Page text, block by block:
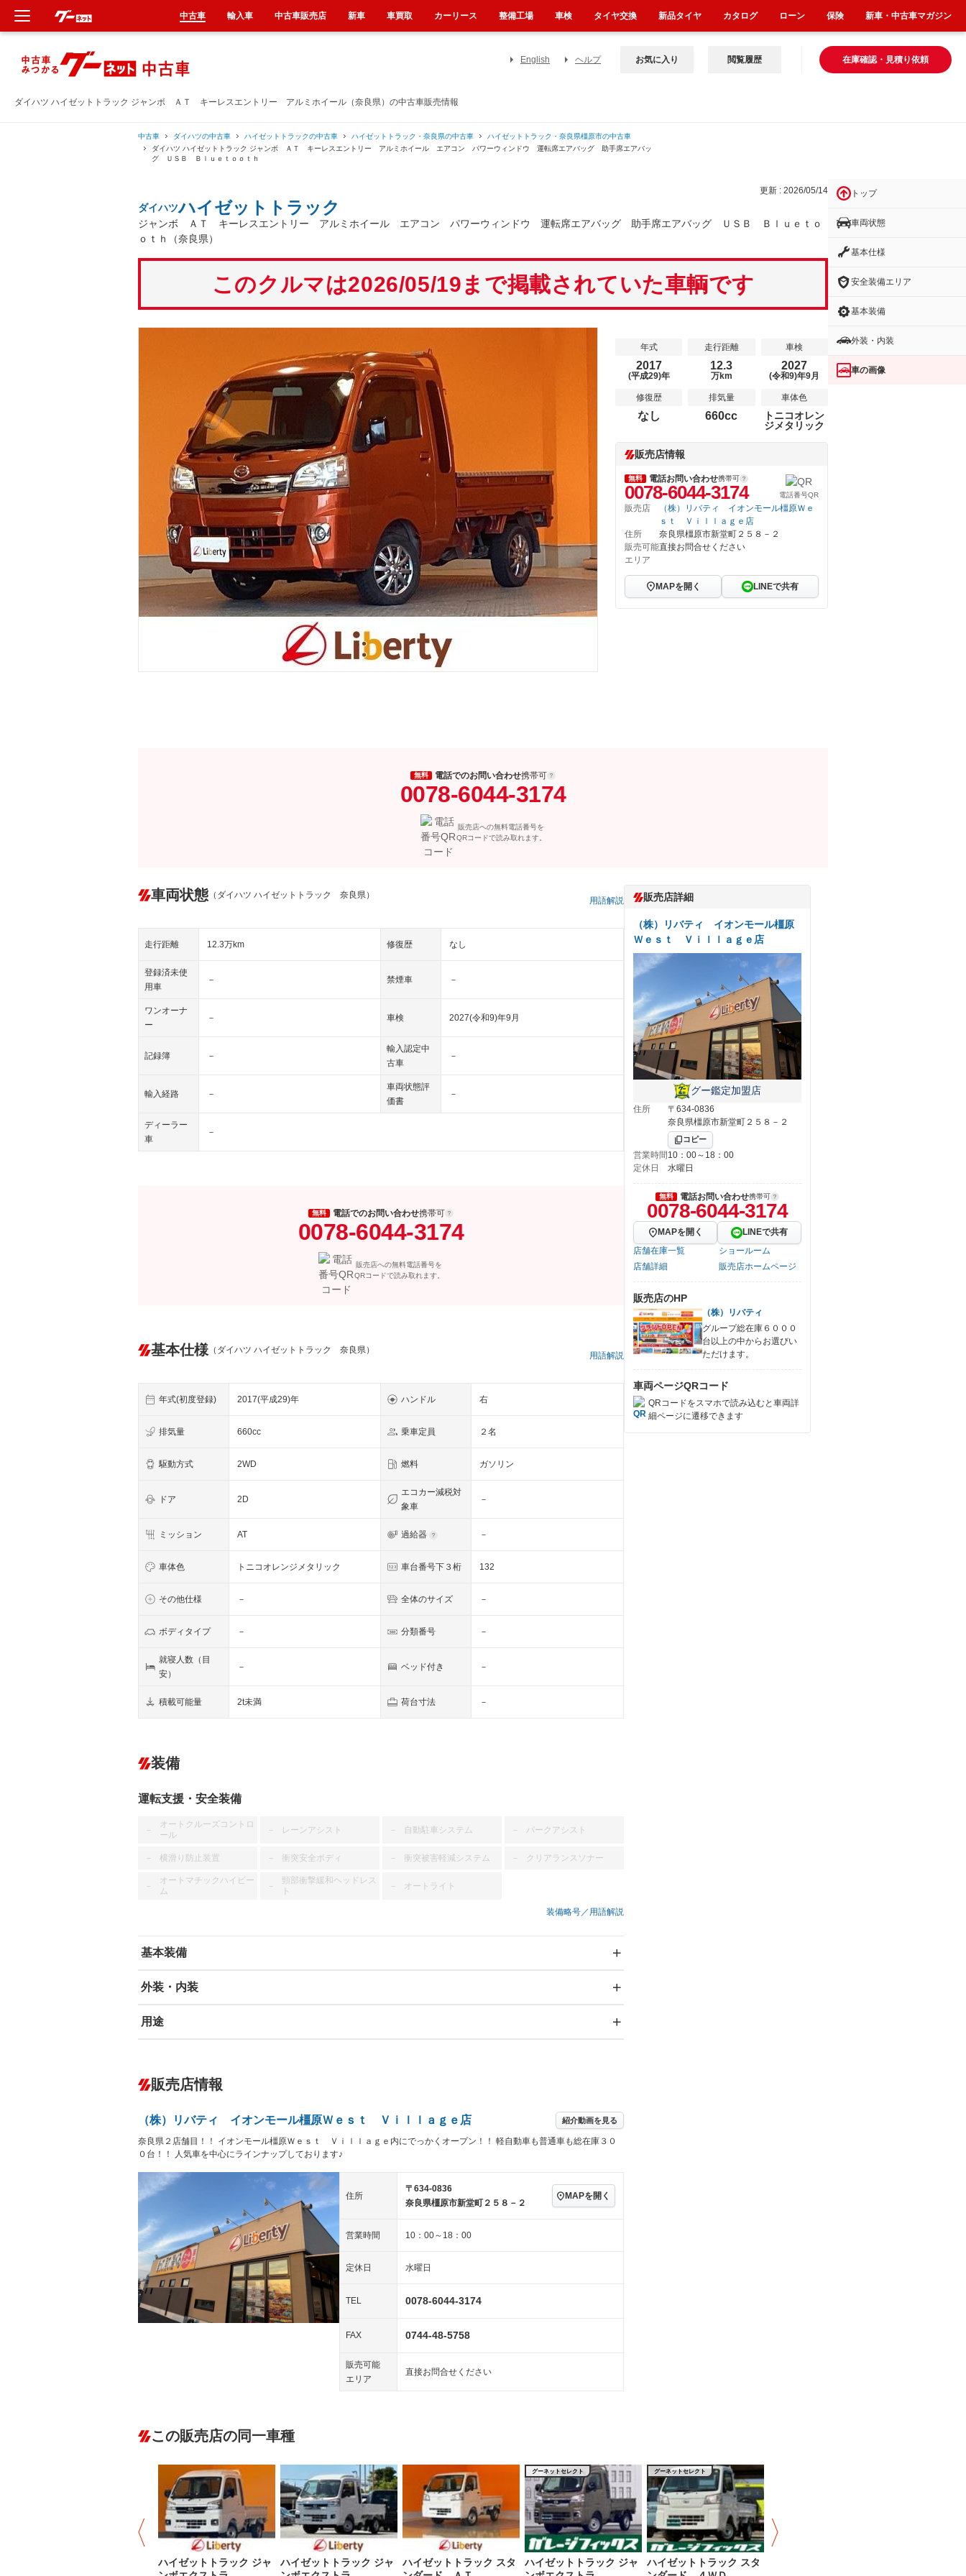
ダイハツ ハイゼットトラック ジャンボ ＡＴ キーレスエントリー アルミホイール（奈良県）の中古車販売情報
English ヘルプ 在庫確認・見積り依頼
お気に入り 閲覧履歴
中古車 ダイハツの中古車 ハイゼットトラックの中古車 ハイゼットトラック・奈良県の中古車
ハイゼットトラック・奈良県橿原市の中古車
ダイハツ ハイゼットトラック ジャンボ ＡＴ キーレスエントリー アルミホイール エアコン パワーウィンドウ 運転席エアバッグ 助手席エアバッ
グ ＵＳＢ Ｂｌｕｅｔｏｏｔｈ
更新 : 2026/05/14
ダイハツハイゼットトラック
ジャンボ ＡＴ キーレスエントリー アルミホイール エアコン パワーウィンドウ 運転席エアバッグ 助手席エアバッグ ＵＳＢ Ｂｌｕｅｔｏ
ｏｔｈ（奈良県）
このクルマは2026/05/19まで掲載されていた車輌です
年式
2017
(平成29)年
走行距離
12.3
万km
車検
2027
(令和9)年9月
修復歴
なし
排気量
660cc
車体色
トニコオレン
ジメタリック
販売店情報
無料 電話お問い合わせ携帯可
0078-6044-3174 電話番号QR
販売店
（株）リバティ イオンモール橿原Ｗｅ
ｓｔ Ｖｉｌｌａｇｅ店
住所
奈良県橿原市新堂町２５８－２
販売可能
エリア
直接お問合せください
MAPを開く LINEで共有
無料 電話でのお問い合わせ携帯可
0078-6044-3174
販売店への無料電話番号を
QRコードで読み取れます。
車両状態 （ダイハツ ハイゼットトラック 奈良県）
用語解説
走行距離 12.3万km 修復歴 なし
登録済未使
用車
－ 禁煙車 －
ワンオーナ
ー
－ 車検 2027(令和9)年9月
記録簿 －
輸入認定中
古車
－
輸入経路 －
車両状態評
価書
－
ディーラー
車
－
無料 電話でのお問い合わせ携帯可
0078-6044-3174
販売店への無料電話番号を
QRコードで読み取れます。
基本仕様 （ダイハツ ハイゼットトラック 奈良県）
用語解説
年式(初度登録) 2017(平成29)年 ハンドル 右
排気量 660cc 乗車定員 ２名
駆動方式 2WD 燃料 ガソリン
ドア 2D
エコカー減税対
象車
－
ミッション AT 過給器 －
車体色 トニコオレンジメタリック 車台番号下３桁 132
その他仕様 － 全体のサイズ －
ボディタイプ － 分類番号 －
就寝人数（目
安）
－ ベッド付き －
積載可能量 2t未満 荷台寸法 －
装備
運転支援・安全装備
－
オートクルーズコントロ
ール
－ レーンアシスト － 自動駐車システム － パークアシスト
－ 横滑り防止装置 － 衝突安全ボディ － 衝突被害軽減システム － クリアランスソナー
－
オートマチックハイビー
ム
－
頸部衝撃緩和ヘッドレス
ト
－ オートライト
装備略号／用語解説
基本装備
エアバッグ：運転席/助手席
－ ABS
Bluetooth接続
－ レンタカーアップ － 展示・試乗車 － 電動格納ミラー ラジコン付き
－ フックイン付き － アームロール － 垂直式 － アーム式
－ 後輪ダブル － 三方開
－ － 荷台幌付き クラッチレス ヒッチメンバー
－ 坂道発進補助装置
外装・内装
－ カーナビ
－
ヘッドライトウォッシャ
ー
バックカメラ
－ ETC － エアロ － スマートキー － ローダウン
－ フルフラットシート － チップアップシート オットマン 電動格納サードシート
－ ウォークスルー
－ フロントカメラ － シートエアコン 全周囲カメラ
－ ルーフレール － エアサスペンション
用途
－ 保冷
装備略号／用語解説
販売店情報
（株）リバティ イオンモール橿原Ｗｅｓｔ Ｖｉｌｌａｇｅ店 紹介動画を見る
奈良県２店舗目！！ イオンモール橿原Ｗｅｓｔ Ｖｉｌｌａｇｅ内にでっかくオープン！！ 軽自動車も普通車も総在庫３０
０台！！ 人気車を中心にラインナップしております♪
住所
〒634-0836
奈良県橿原市新堂町２５８－２
MAPを開く
営業時間 10：00～18：00
定休日 水曜日
TEL 0078-6044-3174
FAX 0744-48-5758
販売可能
エリア
直接お問合せください
販売店詳細
（株）リバティ イオンモール橿原
Ｗｅｓｔ Ｖｉｌｌａｇｅ店
グー鑑定加盟店
住所
〒634-0836
奈良県橿原市新堂町２５８－２
コピー
営業時間10：00～18：00
定休日
水曜日
無料 電話お問い合わせ携帯可
0078-6044-3174
MAPを開く
LINEで共有
店舗在庫一覧
ショールーム
店舗詳細
販売店ホームページ
販売店のHP
（株）リバティ
グループ総在庫６０００
台以上の中からお選びい
ただけます。
車両ページQRコード
QRコードをスマホで読み込むと車両詳
細ページに遷移できます
この販売店の同一車種
ハイゼットトラック ジャ
ハイゼットトラック ジャ
ハイゼットトラック スタ
グーネットセレクト
ハイゼットトラック ジャ
グーネットセレクト
ハイゼットトラック スタ
トップ
車両状態
基本仕様
安全装備エリア
基本装備
外装・内装
車の画像
中古車 輸入車 中古車販売店 新車 車買取 カーリース 整備工場 車検 タイヤ交換 新品タイヤ カタログ ローン 保険 新車・中古車マガジン
新車
中古車